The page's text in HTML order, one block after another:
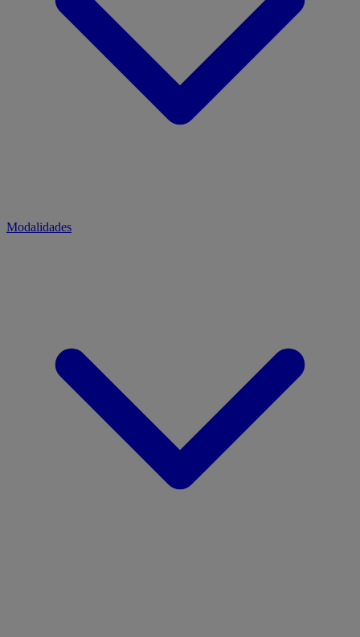
Modalidades